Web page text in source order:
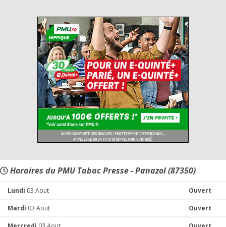
Horaires du PMU Tabac Presse - Panazol (87350)
Lundi 03 Aout Ouvert
Mardi 03 Aout Ouvert